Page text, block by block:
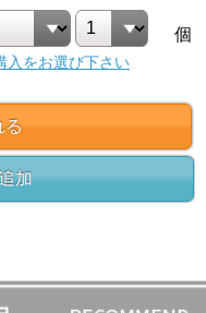
個
入をお選び下さい
る
加